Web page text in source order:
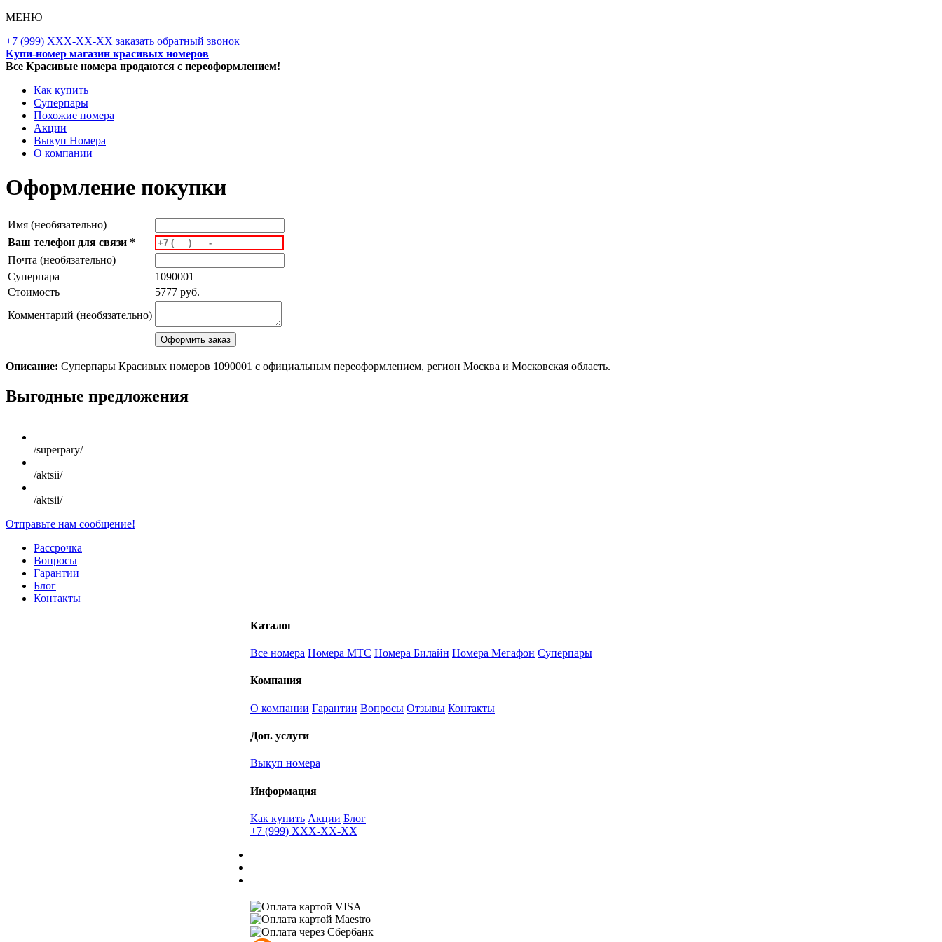
МЕНЮ
+7 (999) XXX-XX-XX заказать обратный звонок
Купи-номер магазин красивых номеров
Все Красивые номера продаются с переоформлением!
Как купить
Суперпары
Похожие номера
Акции
Выкуп Номера
О компании
Оформление покупки
Имя (необязательно)
Ваш телефон для связи *
Почта (необязательно)
Суперпара
1090001
Стоимость
5777 руб.
Комментарий (необязательно)
Описание: Суперпары Красивых номеров 1090001 с официальным переоформлением, регион Москва и Московская область.
Scroll
Up
Выгодные предложения
/superpary/
/aktsii/
/aktsii/
Отправьте нам сообщение!
Рассрочка
Вопросы
Гарантии
Блог
Контакты
Каталог
Все номера Номера МТС Номера Билайн Номера Мегафон Суперпары
Компания
О компании Гарантии Вопросы Отзывы Контакты
Доп. услуги
Выкуп номера
Информация
Как купить Акции Блог
+7 (999) XXX-XX-XX